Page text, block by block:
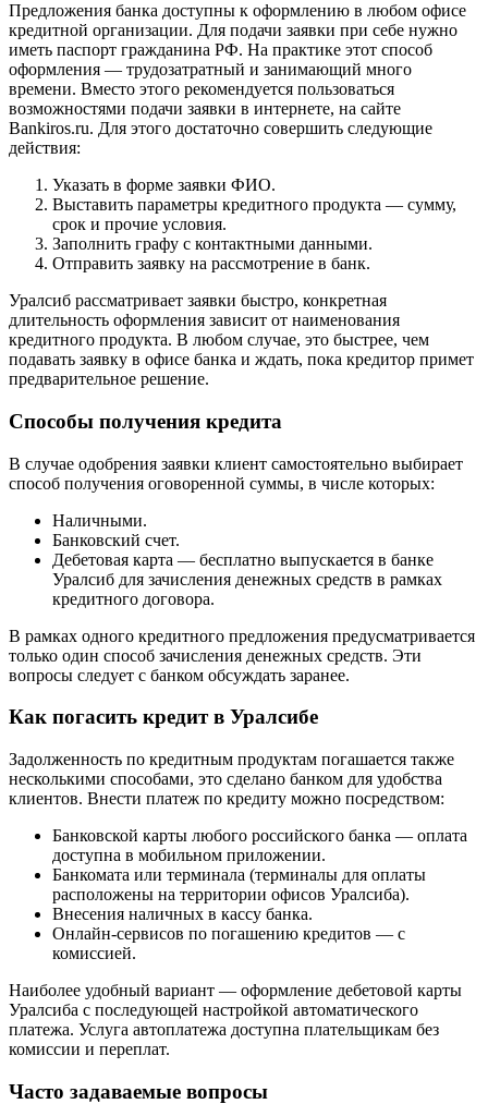
Предложения банка доступны к оформлению в любом офисе
кредитной организации. Для подачи заявки при себе нужно
иметь паспорт гражданина РФ. На практике этот способ
оформления — трудозатратный и занимающий много
времени. Вместо этого рекомендуется пользоваться
возможностями подачи заявки в интернете, на сайте
Bankiros.ru. Для этого достаточно совершить следующие
действия:
Указать в форме заявки ФИО.
Выставить параметры кредитного продукта — сумму,
срок и прочие условия.
Заполнить графу с контактными данными.
Отправить заявку на рассмотрение в банк.
Уралсиб рассматривает заявки быстро, конкретная
длительность оформления зависит от наименования
кредитного продукта. В любом случае, это быстрее, чем
подавать заявку в офисе банка и ждать, пока кредитор примет
предварительное решение.
Способы получения кредита
В случае одобрения заявки клиент самостоятельно выбирает
способ получения оговоренной суммы, в числе которых:
Наличными.
Банковский счет.
Дебетовая карта — бесплатно выпускается в банке
Уралсиб для зачисления денежных средств в рамках
кредитного договора.
В рамках одного кредитного предложения предусматривается
только один способ зачисления денежных средств. Эти
вопросы следует с банком обсуждать заранее.
Как погасить кредит в Уралсибе
Задолженность по кредитным продуктам погашается также
несколькими способами, это сделано банком для удобства
клиентов. Внести платеж по кредиту можно посредством:
Банковской карты любого российского банка — оплата
доступна в мобильном приложении.
Банкомата или терминала (терминалы для оплаты
расположены на территории офисов Уралсиба).
Внесения наличных в кассу банка.
Онлайн-сервисов по погашению кредитов — с
комиссией.
Наиболее удобный вариант — оформление дебетовой карты
Уралсиба с последующей настройкой автоматического
платежа. Услуга автоплатежа доступна плательщикам без
комиссии и переплат.
Часто задаваемые вопросы